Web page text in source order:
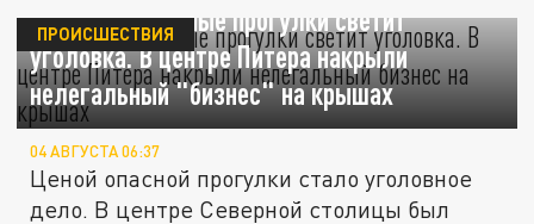
За экстремальные прогулки светит
уголовка. В центре Питера накрыли
нелегальный "бизнес" на крышах
ПРОИСШЕСТВИЯ
04 АВГУСТА 06:37
Ценой опасной прогулки стало уголовное
дело. В центре Северной столицы был